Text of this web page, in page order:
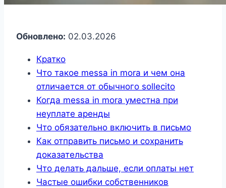
Обновлено: 02.03.2026
Кратко
Что такое messa in mora и чем она
отличается от обычного sollecito
Когда messa in mora уместна при
неуплате аренды
Что обязательно включить в письмо
Как отправить письмо и сохранить
доказательства
Что делать дальше, если оплаты нет
Частые ошибки собственников